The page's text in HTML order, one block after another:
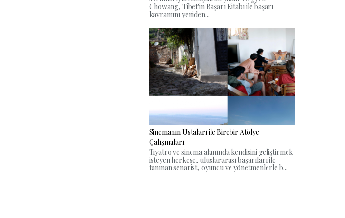
Chowang, Tibet'in Başarı Kitabı ile başarı
kavramını yeniden...
Sinemanın Ustaları ile Birebir Atölye
Çalışmaları
Tiyatro ve sinema alanında kendisini geliştirmek
isteyen herkese, uluslararası başarıları ile
tanınan senarist, oyuncu ve yönetmenlerle b...